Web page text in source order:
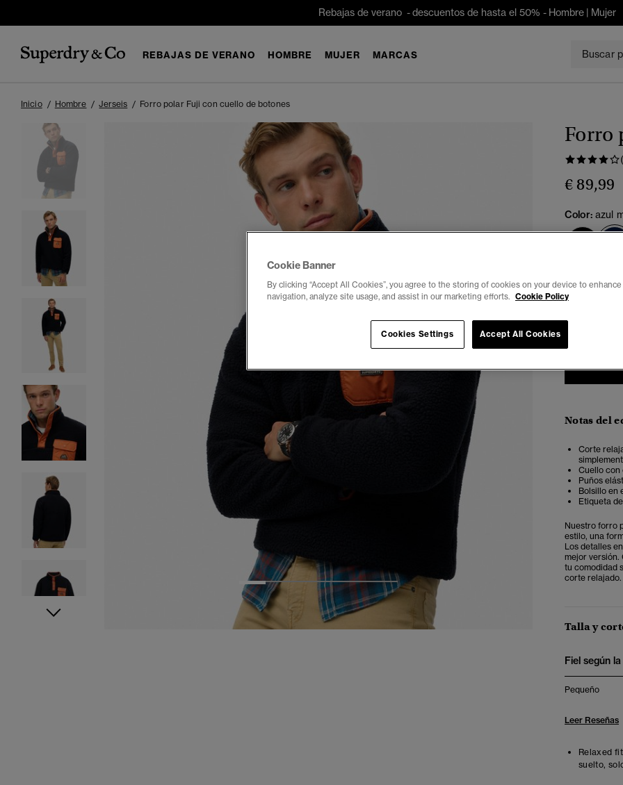
Rebajas de verano - descuentos de hasta el 50% - Hombre | Mujer
REBAJAS DE VERANO HOMBRE MUJER MARCAS
Inicio Hombre Jerseis Forro polar Fuji con cuello de botones
1 2 4 5 6
Forro
€ 89,99
Color: azul
Seleccionar
Notas del
Corte
Cuello con
Puños
Bolsillo en
Etiqueta
Nuestro forro
estilo, una
Los detalles
mejor versión.
tu comodidad
corte relajado.
Talla y
Fiel según
Pequeño
Leer Reseñas
Relaxed
suelto,
Cookie Banner
By clicking “Accept All Cookies”, you agree to the storing of cookies on your device to
navigation, analyze site usage, and assist in our marketing efforts. Cookie Policy
Accept All Cookies
Cookies Settings